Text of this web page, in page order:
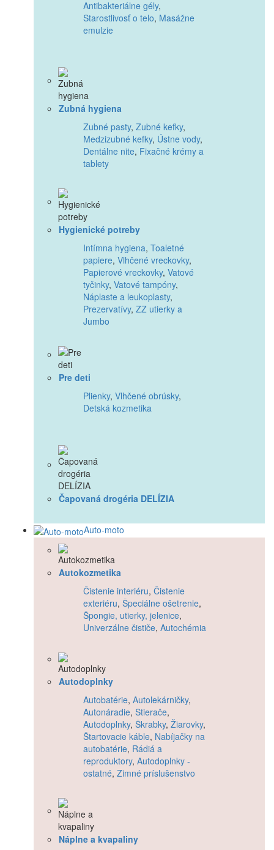
Antibakteriálne gély,
Starostlivosť o telo, Masážne
emulzie
Zubná hygiena
Zubné pasty, Zubné kefky,
Medzizubné kefky, Ústne vody,
Dentálne nite, Fixačné krémy a
tablety
Hygienické potreby
Intímna hygiena, Toaletné
papiere, Vlhčené vreckovky,
Papierové vreckovky, Vatové
tyčinky, Vatové tampóny,
Náplaste a leukoplasty,
Prezervatívy, ZZ utierky a
Jumbo
Pre deti
Plienky, Vlhčené obrúsky,
Detská kozmetika
Čapovaná drogéria DELÍZIA
Auto-moto
Autokozmetika
Čistenie interiéru, Čistenie
exteriéru, Špeciálne ošetrenie,
Špongie, utierky, jelenice,
Univerzálne čističe, Autochémia
Autodoplnky
Autobatérie, Autolekárničky,
Autonáradie, Stierače,
Autodoplnky, Škrabky, Žiarovky,
Štartovacie káble, Nabíjačky na
autobatérie, Rádiá a
reproduktory, Autodoplnky -
ostatné, Zimné príslušenstvo
Náplne a kvapaliny